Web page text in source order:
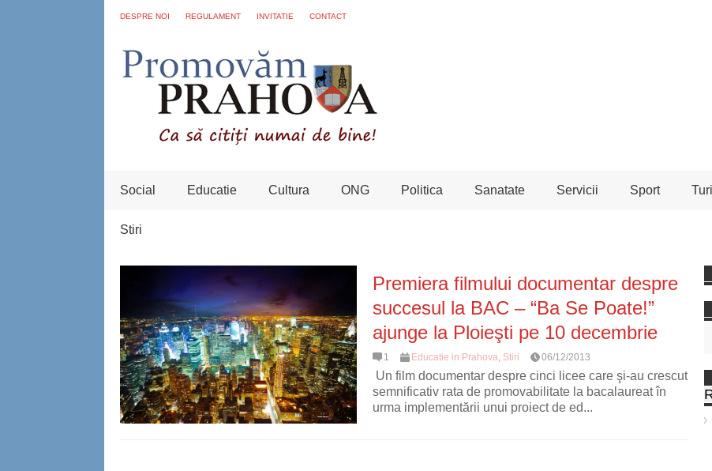
DESPRE NOI REGULAMENT INVITATIE CONTACT
Social Educatie Cultura ONG Politica Sanatate Servicii Sport
Stiri
Premiera filmului documentar despre
succesul la BAC – “Ba Se Poate!”
ajunge la Ploieşti pe 10 decembrie
1 Educatie in Prahova, Stiri 06/12/2013
Un film documentar despre cinci licee care şi-au crescut
semnificativ rata de promovabilitate la bacalaureat în
urma implementării unui proiect de ed...